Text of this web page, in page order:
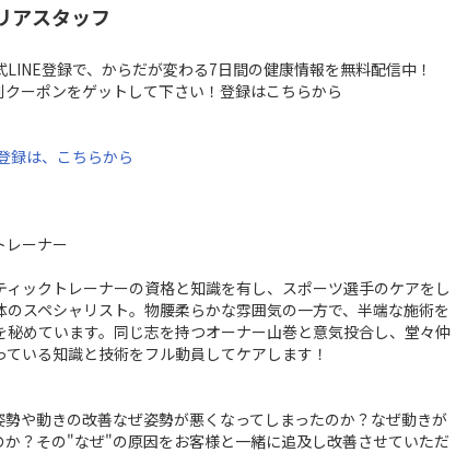
アスタッフ
登録で、からだが変わる7日間の健康情報を無料配信中！
ーポンをゲットして下さい！登録はこちらから
録は、こちらから
レーナー
ックトレーナーの資格と知識を有し、スポーツ選手のケアをし
のスペシャリスト。物腰柔らかな雰囲気の一方で、半端な施術を
秘めています。同じ志を持つオーナー山巻と意気投合し、堂々仲
いる知識と技術をフル動員してケアします！
や動きの改善なぜ姿勢が悪くなってしまったのか？なぜ動きが
か？その"なぜ"の原因をお客様と一緒に追及し改善させていただ